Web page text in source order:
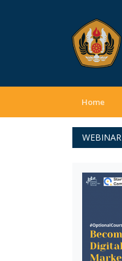
Home
WEBINAR